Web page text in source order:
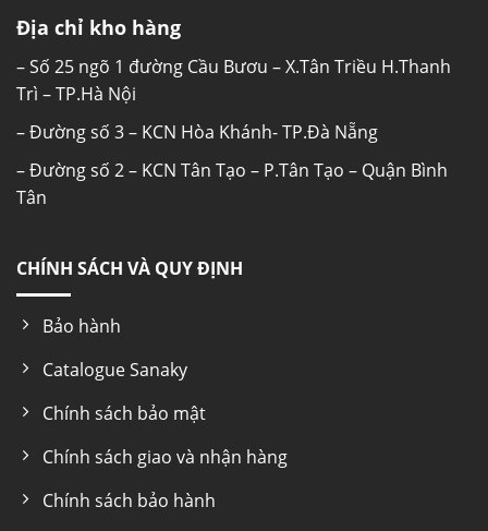
DÀN LẠNH BẰNG NHÔM KẾT HỢP CÔNG NGHỆ LÀM
LẠNH 360 ĐỘ
thống đèn LED trong thân tủ, chiếu sáng toàn
bộ các góc khuất giúp trưng bày các sản phẩm
bắt mắt và thu hút. Hơn nữa, hệ thống đèn LED
hơn nhiều lần so với các loại đèn huỳnh quang,
đèn sợi đốt,… mang lại giá trị sử dụng lâu dài
NHIỆT ĐỘ ≤-18°C
Địa chỉ kho hàng
– Số 25 ngõ 1 đường Cầu Bươu – X.Tân Triều H.Thanh
Trì – TP.Hà Nội
– Đường số 3 – KCN Hòa Khánh- TP.Đà Nẵng
– Đường số 2 – KCN Tân Tạo – P.Tân Tạo – Quận Bình
Tân
CHÍNH SÁCH VÀ QUY ĐỊNH
Bảo hành
Catalogue Sanaky
Chính sách bảo mật
Chính sách giao và nhận hàng
Chính sách bảo hành